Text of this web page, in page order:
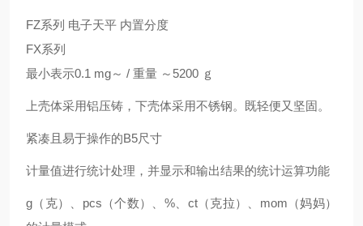
FZ系列 电子天平 内置分度
FX系列
最小表示0.1 mg～ / 重量 ～5200 ｇ
上壳体采用铝压铸，下壳体采用不锈钢。既轻便又坚固。
紧凑且易于操作的B5尺寸
计量值进行统计处理，并显示和输出结果的统计运算功能
g（克）、pcs（个数）、%、ct（克拉）、mom（妈妈）